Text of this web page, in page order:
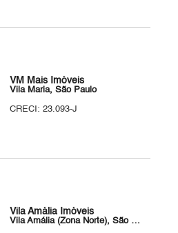
VM Mais Imóveis
Vila Maria, São Paulo
CRECI: 23.093-J
Vila Amália Imóveis
Vila Amália (Zona Norte), São Paulo